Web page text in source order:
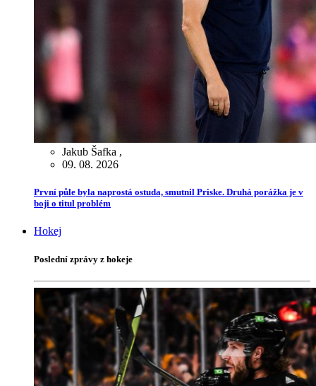
Jakub Šafka ,
09. 08. 2026
První půle byla naprostá ostuda, smutnil Priske. Druhá porážka je v
boji o titul problém
Hokej
Poslední zprávy z hokeje